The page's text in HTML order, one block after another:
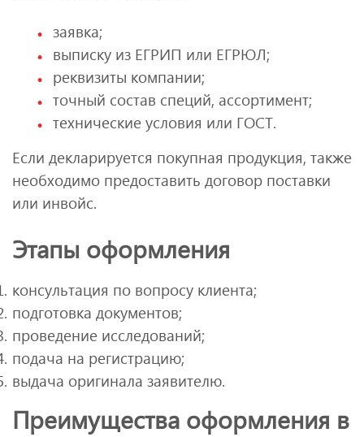
заявка;
выписку из ЕГРИП или ЕГРЮЛ;
реквизиты компании;
точный состав специй, ассортимент;
технические условия или ГОСТ.
Если декларируется покупная продукция, также
необходимо предоставить договор поставки
или инвойс.
Этапы оформления
консультация по вопросу клиента;
подготовка документов;
проведение исследований;
подача на регистрацию;
выдача оригинала заявителю.
Преимущества оформления в